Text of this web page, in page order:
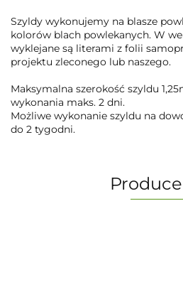
Szyldy wykonujemy na blasze
kolorów blach powlekanych. W
wyklejane są literami z folii
projektu zleconego lub naszego.
Maksymalna szerokość szyldu
wykonania maks. 2 dni.
Możliwe wykonanie szyldu na
do 2 tygodni.